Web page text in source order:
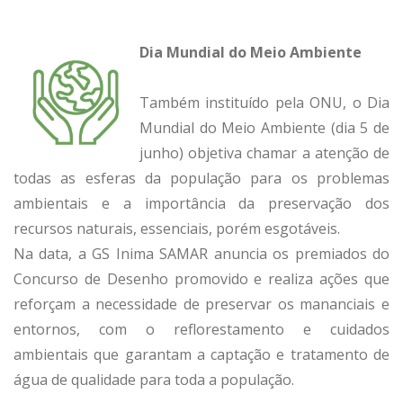
Dia Mundial do Meio Ambiente
Também instituído pela ONU, o Dia
Mundial do Meio Ambiente (dia 5 de
junho) objetiva chamar a atenção de
todas as esferas da população para os problemas
ambientais e a importância da preservação dos
recursos naturais, essenciais, porém esgotáveis.
Na data, a GS Inima SAMAR anuncia os premiados do
Concurso de Desenho promovido e realiza ações que
reforçam a necessidade de preservar os mananciais e
entornos, com o reflorestamento e cuidados
ambientais que garantam a captação e tratamento de
água de qualidade para toda a população.